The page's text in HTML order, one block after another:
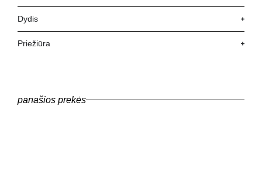
Dydis
Priežiūra
panašios prekės